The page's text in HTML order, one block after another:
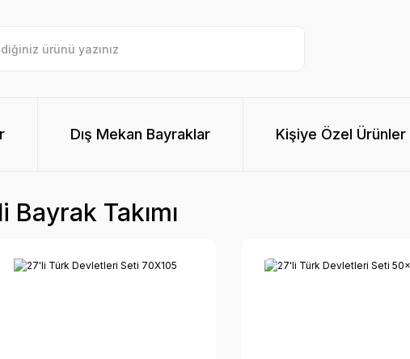
Dış Mekan Bayraklar Kişiye Özel Ürünler
Takımı